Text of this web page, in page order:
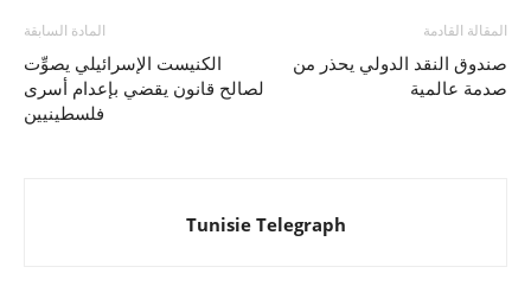
المادة السابقة
الكنيست الإسرائيلي يصوِّت
لصالح قانون يقضي بإعدام أسرى
فلسطينيين
المقالة القادمة
صندوق النقد الدولي يحذر من
صدمة عالمية
Tunisie Telegraph